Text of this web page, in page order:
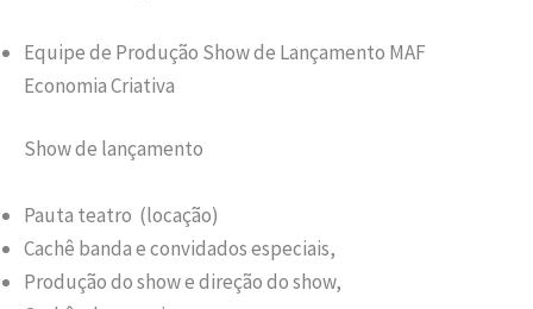
Equipe de Produção Show de Lançamento MAF
Economia Criativa
Show de lançamento
Pauta teatro (locação)
Cachê banda e convidados especiais,
Produção do show e direção do show,